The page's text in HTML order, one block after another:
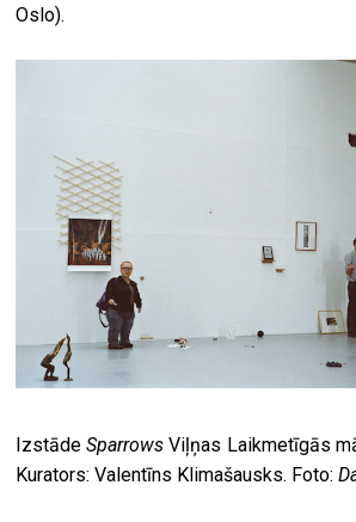
Oslo).
IzstādeSparrows Viļņas Laikmetīgās
Kurators: Valentīns Klimašausks. Foto: